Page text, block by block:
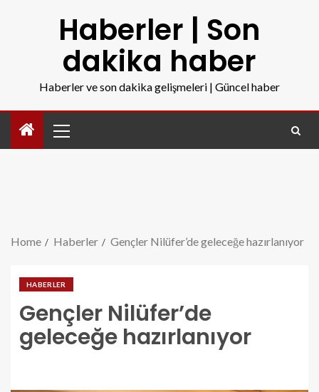
Haberler | Son
dakika haber
Haberler ve son dakika gelişmeleri | Güncel haber
Home Haberler Gençler Nilüfer’de geleceğe hazırlanıyor
HABERLER
Gençler Nilüfer’de
geleceğe hazırlanıyor